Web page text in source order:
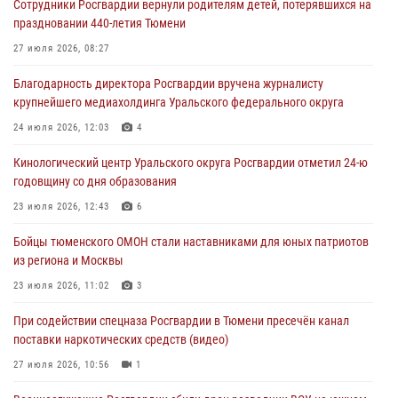
Росгвардейцы в Тюменской области почтили память генерала
армии Ивана Кирилловича Яковлева
05 августа 2026, 11:03
В Тюмени офицер Росгвардии в радиоэфире напомнил гражданам о
мерах безопасного владения оружием
05 августа 2026, 09:56
Военнослужащие Росгвардии сбили дрон-разведчик ВСУ на южном
направлении
05 августа 2026, 05:35
Стальной характер продемонстрировали росгвардейцы в ходе
масштабных спортивных событий на Урале
05 августа 2026, 05:22
Сотрудники Росгвардии вернули родителям детей, потерявшихся на
праздновании 440-летия Тюмени
27 июля 2026, 08:27
Благодарность директора Росгвардии вручена журналисту
крупнейшего медиахолдинга Уральского федерального округа
24 июля 2026, 12:03 4
Кинологический центр Уральского округа Росгвардии отметил 24-ю
годовщину со дня образования
23 июля 2026, 12:43 6
Бойцы тюменского ОМОН стали наставниками для юных патриотов
из региона и Москвы
23 июля 2026, 11:02 3
При содействии спецназа Росгвардии в Тюмени пресечён канал
поставки наркотических средств (видео)
27 июля 2026, 10:56 1